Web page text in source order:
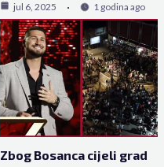
jul 6, 2025 1 godina ago
Zbog Bosanca cijeli grad